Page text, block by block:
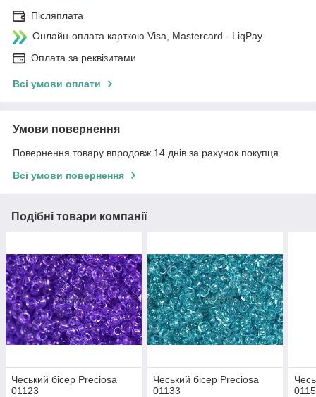
Післяплата
Онлайн-оплата карткою Visa, Mastercard - LiqPay
Оплата за реквізитами
Всі умови оплати
Умови повернення
Повернення товару впродовж 14 днів за рахунок покупця
Всі умови повернення
Подібні товари компанії
Чеський бісер Preciosa
01123
Чеський бісер Preciosa
01133